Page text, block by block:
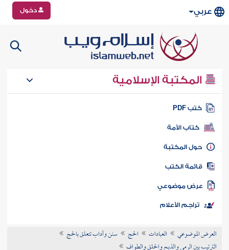
عربي دخول
المكتبة الإسلامية
كتب PDF
كتاب الأمة
المكتبة
الكتب
موضوعي
تراجم الأعلام
العرض الموضوعي العبادات الحج
سنن وآداب تتعلق بالحج